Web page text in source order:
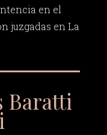
en el
juzgadas en La
Baratti